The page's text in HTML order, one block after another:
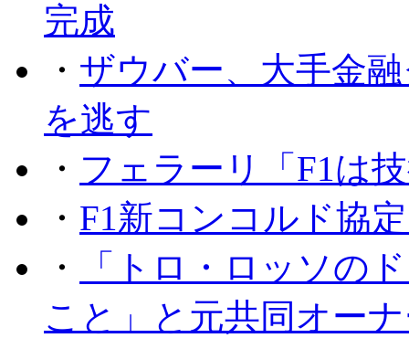
完成
・ ザウバー、大手金
を逃す
・ フェラーリ「F1は
・ F1新コンコルド協
・
「トロ・ロッソの
こと」と元共同オー